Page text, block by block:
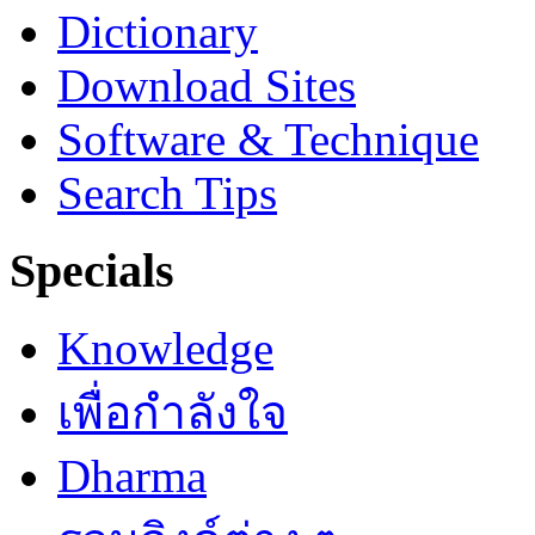
Dictionary
Download Sites
Software & Technique
Search Tips
Specials
Knowledge
เพื่อกำลังใจ
Dharma